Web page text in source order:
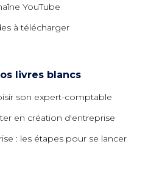
YouTube
à télécharger
livres blancs
son expert-comptable
en création d'entreprise
: les étapes pour se lancer